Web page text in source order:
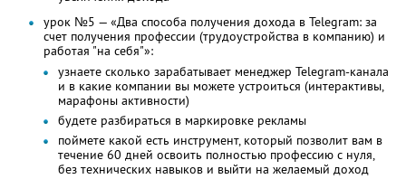
урок №5 — «Два способа получения дохода в Telegram: за
счет получения профессии (трудоустройства в компанию) и
работая "на себя"»:
узнаете сколько зарабатывает менеджер Telegram-канала
и в какие компании вы можете устроиться (интерактивы,
марафоны активности)
будете разбираться в маркировке рекламы
поймете какой есть инструмент, который позволит вам в
течение 60 дней освоить полностью профессию с нуля,
без технических навыков и выйти на желаемый доход